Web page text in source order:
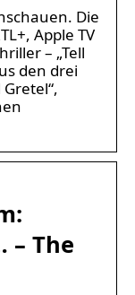
Die
Apple TV
– „Tell
den drei
– The